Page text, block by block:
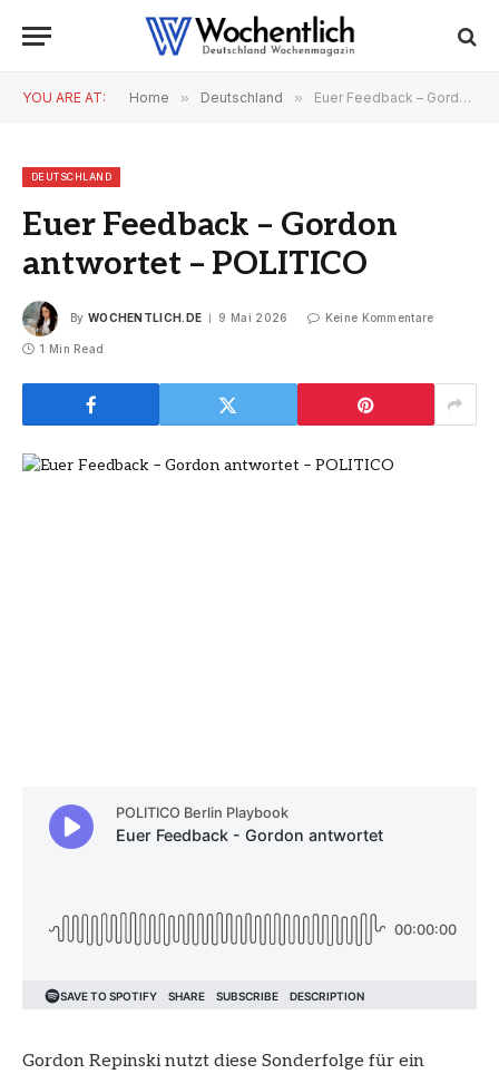
YOU ARE AT: Home » Deutschland » Euer Feedback – Gordon antwortet – POLITICO
DEUTSCHLAND
Euer Feedback – Gordon
antwortet – POLITICO
By WOCHENTLICH.DE 9 Mai 2026 Keine Kommentare
1 Min Read
Gordon Repinski nutzt diese Sonderfolge für ein